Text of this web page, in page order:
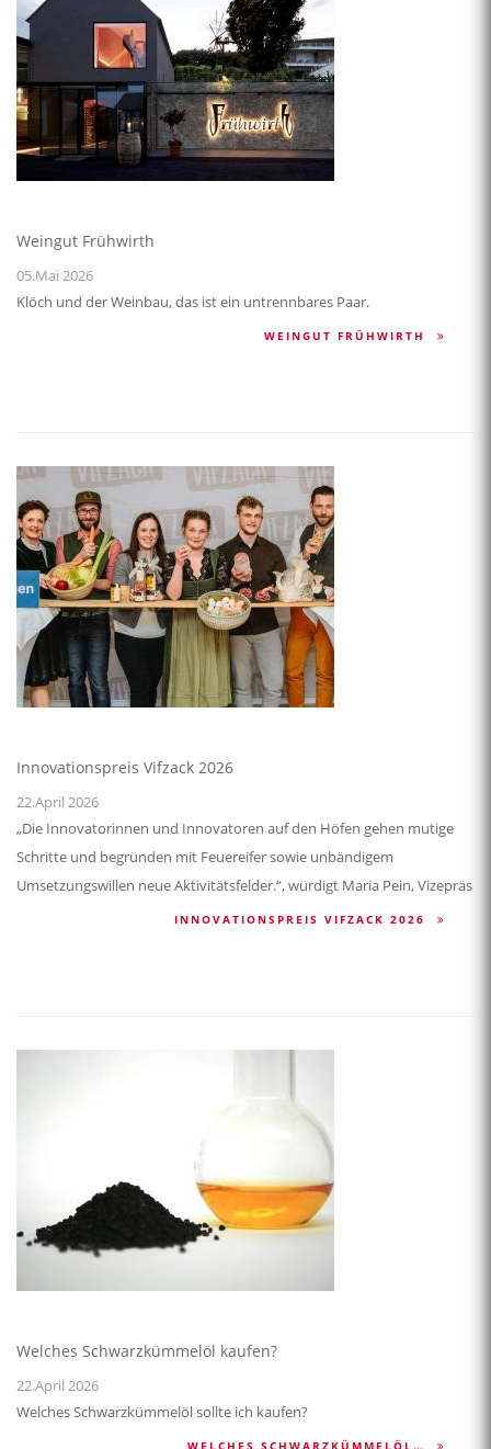
Weingut Frühwirth
05.Mai 2026
Klöch und der Weinbau, das ist ein untrennbares Paar.
WEINGUT FRÜHWIRTH
Innovationspreis Vifzack 2026
22.April 2026
„Die Innovatorinnen und Innovatoren auf den Höfen gehen mutige
Schritte und begründen mit Feuereifer sowie unbändigem
Umsetzungswillen neue Aktivitätsfelder.“, würdigt Maria Pein, Vizepräs
INNOVATIONSPREIS VIFZACK 2026
Welches Schwarzkümmelöl kaufen?
22.April 2026
Welches Schwarzkümmelöl sollte ich kaufen?
WELCHES SCHWARZKÜMMELÖL…